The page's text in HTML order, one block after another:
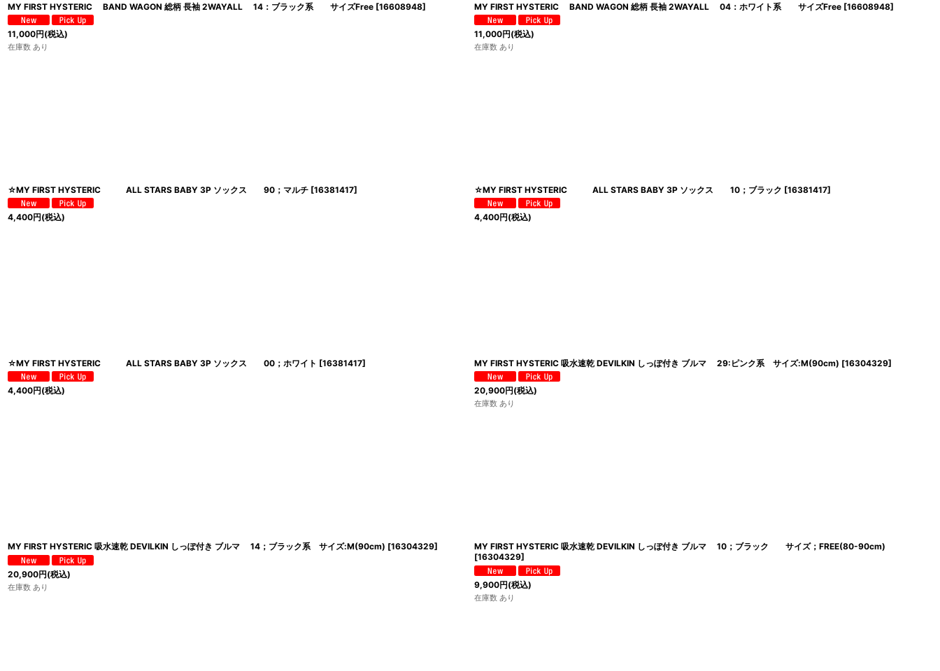
MY FIRST HYSTERIC BAND WAGON 総柄 長袖 2WAYALL 14：ブラック系 サイズFree [16608948]
11,000円(税込)
在庫数 あり
MY FIRST HYSTERIC BAND WAGON 総柄 長袖 2WAYALL 04：ホワイト系 サイズFree [16608948]
11,000円(税込)
在庫数 あり
☆MY FIRST HYSTERIC ALL STARS BABY 3P ソックス 90；マルチ [16381417]
4,400円(税込)
☆MY FIRST HYSTERIC ALL STARS BABY 3P ソックス 10；ブラック [16381417]
4,400円(税込)
☆MY FIRST HYSTERIC ALL STARS BABY 3P ソックス 00；ホワイト [16381417]
4,400円(税込)
MY FIRST HYSTERIC 吸水速乾 DEVILKIN しっぽ付き ブルマ 29:ピンク系 サイズ:M(90cm) [16304329]
20,900円(税込)
在庫数 あり
MY FIRST HYSTERIC 吸水速乾 DEVILKIN しっぽ付き ブルマ 14；ブラック系 サイズ:M(90cm) [16304329]
20,900円(税込)
在庫数 あり
MY FIRST HYSTERIC 吸水速乾 DEVILKIN しっぽ付き ブルマ 10；ブラック サイズ；FREE(80-90cm)
[16304329]
9,900円(税込)
在庫数 あり